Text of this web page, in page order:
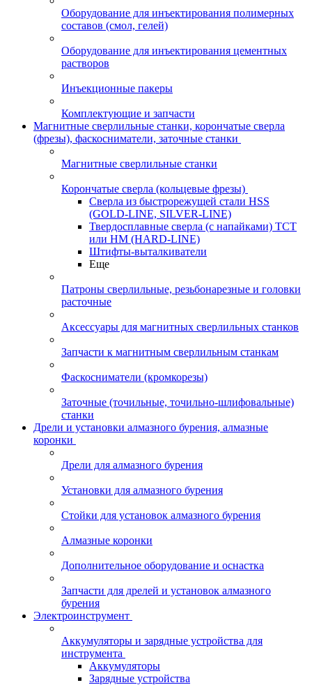
Оборудование для инъектирования полимерных
составов (смол, гелей)
Оборудование для инъектирования цементных
растворов
Инъекционные пакеры
Комплектующие и запчасти
Магнитные сверлильные станки, корончатые сверла
(фрезы), фаскосниматели, заточные станки
Магнитные сверлильные станки
Корончатые сверла (кольцевые фрезы)
Сверла из быстрорежущей стали HSS
(GOLD-LINE, SILVER-LINE)
Твердосплавные сверла (с напайками) ТСТ
или HM (HARD-LINE)
Штифты-выталкиватели
Еще
Патроны сверлильные, резьбонарезные и головки
расточные
Аксессуары для магнитных сверлильных станков
Запчасти к магнитным сверлильным станкам
Фаскосниматели (кромкорезы)
Заточные (точильные, точильно-шлифовальные)
станки
Дрели и установки алмазного бурения, алмазные
коронки
Дрели для алмазного бурения
Установки для алмазного бурения
Стойки для установок алмазного бурения
Алмазные коронки
Дополнительное оборудование и оснастка
Запчасти для дрелей и установок алмазного
бурения
Электроинструмент
Аккумуляторы и зарядные устройства для
инструмента
Аккумуляторы
Зарядные устройства